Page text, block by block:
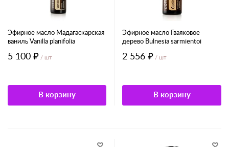
Эфирное масло Мадагаскарская
ваниль Vanilla planifolia
5 100 ₽ / шт
В корзину
Эфирное масло Гваяковое
дерево Bulnesia sarmientoi
2 556 ₽ / шт
В корзину